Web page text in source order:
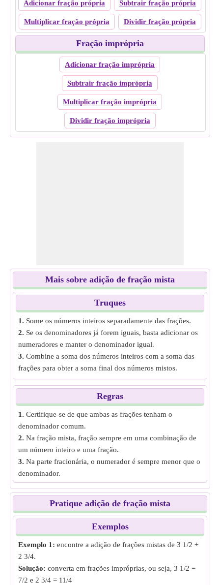
Adicionar fração própria Subtrair fração própria
Multiplicar fração própria Dividir fração própria
Fração imprópria
Adicionar fração imprópria
Subtrair fração imprópria
Multiplicar fração imprópria
Dividir fração imprópria
Mais sobre adição de fração mista
Truques
1. Some os números inteiros separadamente das frações.
2. Se os denominadores já forem iguais, basta adicionar os
numeradores e manter o denominador igual.
3. Combine a soma dos números inteiros com a soma das
frações para obter a soma final dos números mistos.
Regras
1. Certifique-se de que ambas as frações tenham o
denominador comum.
2. Na fração mista, fração sempre em uma combinação de
um número inteiro e uma fração.
3. Na parte fracionária, o numerador é sempre menor que o
denominador.
Pratique adição de fração mista
Exemplos
Exemplo 1: encontre a adição de frações mistas de 3 1/2 +
2 3/4.
Solução: converta em frações impróprias, ou seja, 3 1/2 =
7/2 e 2 3/4 = 11/4